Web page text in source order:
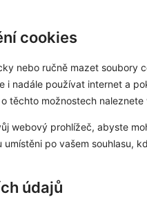
cookies
nebo ručně mazet soubory
i nadále používat internet a
těchto možnostech
webový prohlížeč, abyste
po vašem souhlasu,
údajů